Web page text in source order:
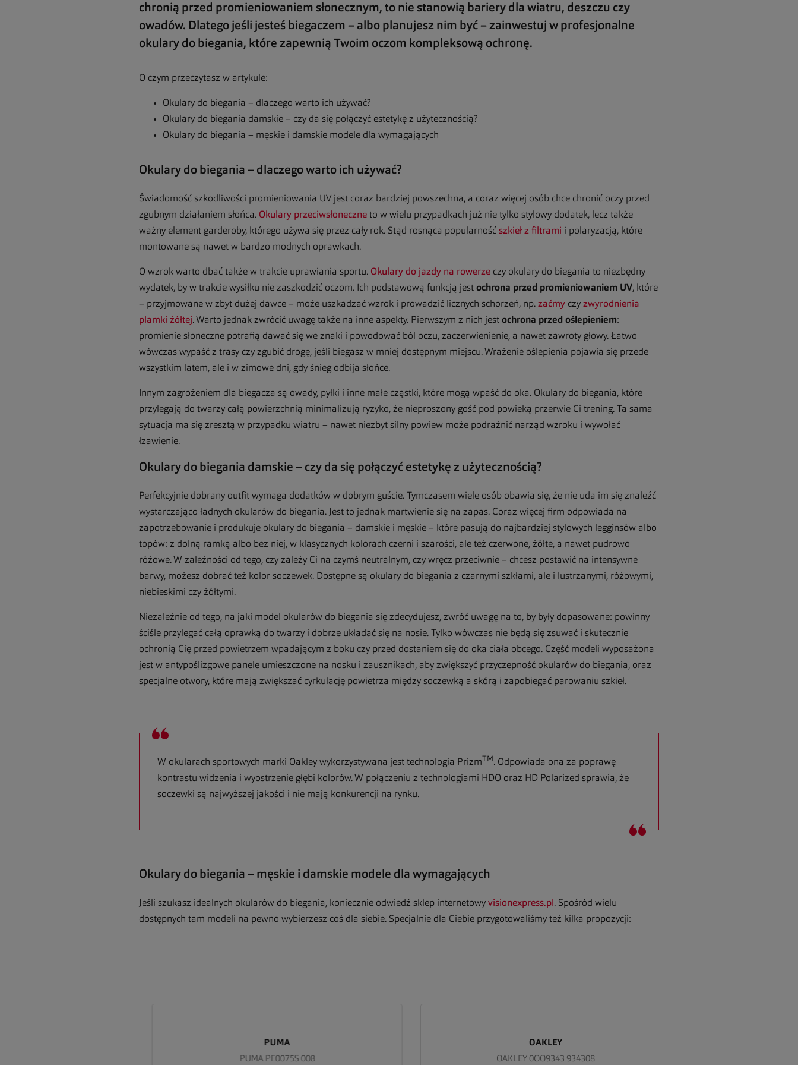
chronią przed promieniowaniem słonecznym, to nie stanowią bariery dla wiatru, deszczu czy
owadów. Dlatego jeśli jesteś biegaczem – albo planujesz nim być – zainwestuj w profesjonalne
okulary do biegania, które zapewnią Twoim oczom kompleksową ochronę.
O czym przeczytasz w artykule:
Okulary do biegania – dlaczego warto ich używać?
Okulary do biegania damskie – czy da się połączyć estetykę z użytecznością?
Okulary do biegania – męskie i damskie modele dla wymagających
Okulary do biegania – dlaczego warto ich używać?
Świadomość szkodliwości promieniowania UV jest coraz bardziej powszechna, a coraz więcej osób chce chronić oczy przed
zgubnym działaniem słońca. Okulary przeciwsłoneczne to w wielu przypadkach już nie tylko stylowy dodatek, lecz także
ważny element garderoby, którego używa się przez cały rok. Stąd rosnąca popularność szkieł z filtrami i polaryzacją, które
montowane są nawet w bardzo modnych oprawkach.
O wzrok warto dbać także w trakcie uprawiania sportu. Okulary do jazdy na rowerze czy okulary do biegania to niezbędny
wydatek, by w trakcie wysiłku nie zaszkodzić oczom. Ich podstawową funkcją jest ochrona przed promieniowaniem UV, które
– przyjmowane w zbyt dużej dawce – może uszkadzać wzrok i prowadzić licznych schorzeń, np. zaćmy czy zwyrodnienia
plamki żółtej. Warto jednak zwrócić uwagę także na inne aspekty. Pierwszym z nich jest ochrona przed oślepieniem:
promienie słoneczne potrafią dawać się we znaki i powodować ból oczu, zaczerwienienie, a nawet zawroty głowy. Łatwo
wówczas wypaść z trasy czy zgubić drogę, jeśli biegasz w mniej dostępnym miejscu. Wrażenie oślepienia pojawia się przede
wszystkim latem, ale i w zimowe dni, gdy śnieg odbija słońce.
Innym zagrożeniem dla biegacza są owady, pyłki i inne małe cząstki, które mogą wpaść do oka. Okulary do biegania, które
przylegają do twarzy całą powierzchnią minimalizują ryzyko, że nieproszony gość pod powieką przerwie Ci trening. Ta sama
sytuacja ma się zresztą w przypadku wiatru – nawet niezbyt silny powiew może podrażnić narząd wzroku i wywołać
łzawienie.
Okulary do biegania damskie – czy da się połączyć estetykę z użytecznością?
Perfekcyjnie dobrany outfit wymaga dodatków w dobrym guście. Tymczasem wiele osób obawia się, że nie uda im się znaleźć
wystarczająco ładnych okularów do biegania. Jest to jednak martwienie się na zapas. Coraz więcej firm odpowiada na
zapotrzebowanie i produkuje okulary do biegania – damskie i męskie – które pasują do najbardziej stylowych legginsów albo
topów: z dolną ramką albo bez niej, w klasycznych kolorach czerni i szarości, ale też czerwone, żółte, a nawet pudrowo
różowe. W zależności od tego, czy zależy Ci na czymś neutralnym, czy wręcz przeciwnie – chcesz postawić na intensywne
barwy, możesz dobrać też kolor soczewek. Dostępne są okulary do biegania z czarnymi szkłami, ale i lustrzanymi, różowymi,
niebieskimi czy żółtymi.
Niezależnie od tego, na jaki model okularów do biegania się zdecydujesz, zwróć uwagę na to, by były dopasowane: powinny
ściśle przylegać całą oprawką do twarzy i dobrze układać się na nosie. Tylko wówczas nie będą się zsuwać i skutecznie
ochronią Cię przed powietrzem wpadającym z boku czy przed dostaniem się do oka ciała obcego. Część modeli wyposażona
jest w antypoślizgowe panele umieszczone na nosku i zausznikach, aby zwiększyć przyczepność okularów do biegania, oraz
specjalne otwory, które mają zwiększać cyrkulację powietrza między soczewką a skórą i zapobiegać parowaniu szkieł.
W okularach sportowych marki Oakley wykorzystywana jest technologia PrizmTM . Odpowiada ona za poprawę
kontrastu widzenia i wyostrzenie głębi kolorów. W połączeniu z technologiami HDO oraz HD Polarized sprawia, że
soczewki są najwyższej jakości i nie mają konkurencji na rynku.
Okulary do biegania – męskie i damskie modele dla wymagających
Jeśli szukasz idealnych okularów do biegania, koniecznie odwiedź sklep internetowy visionexpress.pl. Spośród wielu
dostępnych tam modeli na pewno wybierzesz coś dla siebie. Specjalnie dla Ciebie przygotowaliśmy też kilka propozycji:
PUMA
PUMA PE0075S 008
OAKLEY
OAKLEY 0OO9343 934308